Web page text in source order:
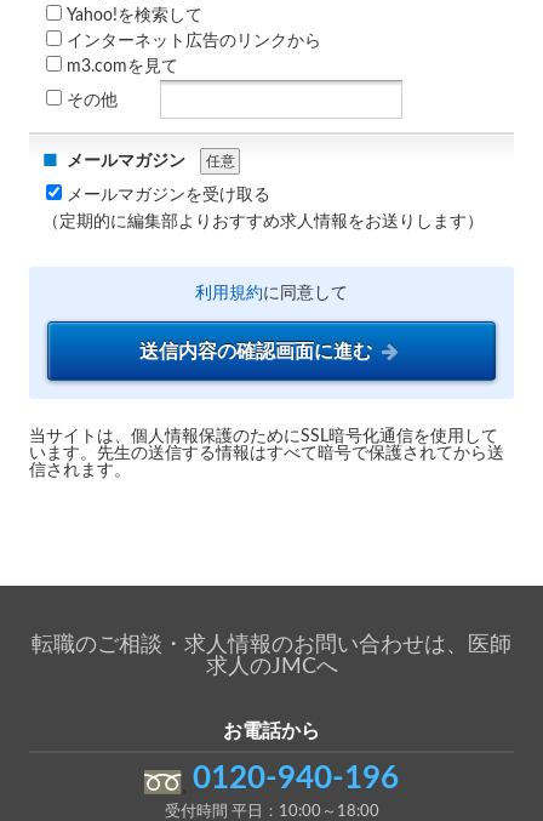
Yahoo!を検索して
インターネット広告のリンクから
m3.comを見て
その他
メールマガジン 任意
メールマガジンを受け取る
（定期的に編集部よりおすすめ求人情報をお送りします）
利用規約に同意して
送信内容の確認画面に進む
当サイトは、個人情報保護のためにSSL暗号化通信を使用して
います。先生の送信する情報はすべて暗号で保護されてから送
信されます。
転職のご相談・求人情報のお問い合わせは、医師
求人のJMCへ
お電話から
0120-940-196
受付時間 平日：10:00～18:00